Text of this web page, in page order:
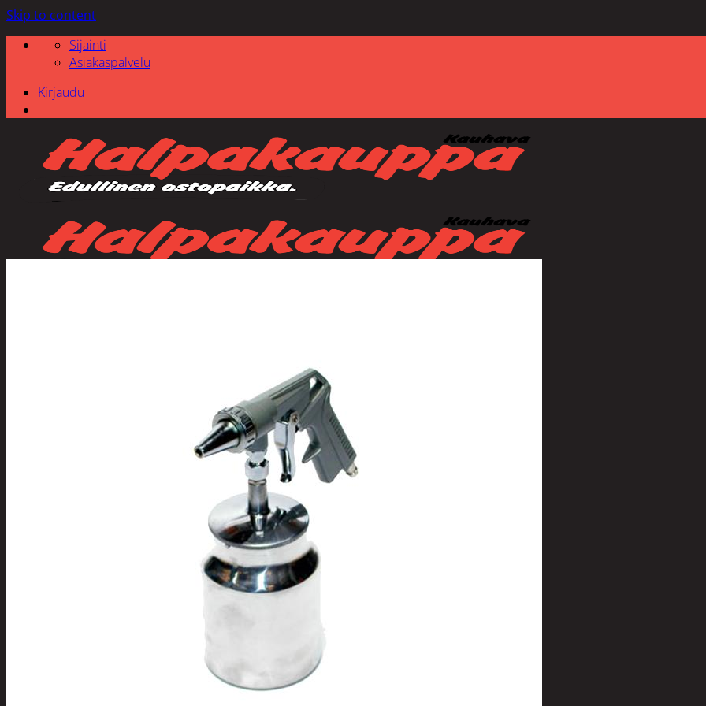
Skip to content
Sijainti
Asiakaspalvelu
Kirjaudu
Poistotuotteet
Kausituotteet
Joulu
Joulu- ja kausivalot
Eläimet ja tontut
Kyntteliköt
Valoketjut ja kuusenvalot
Joulukoristeet
Kranssit ja asetelmat
Tontut ja muut
Joulutekstiilit
Päivittäistavarat
Apuvälineet
Hengityssuojaimet ja desinfiointi